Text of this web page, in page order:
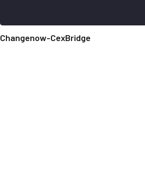
Changenow-CexBridge